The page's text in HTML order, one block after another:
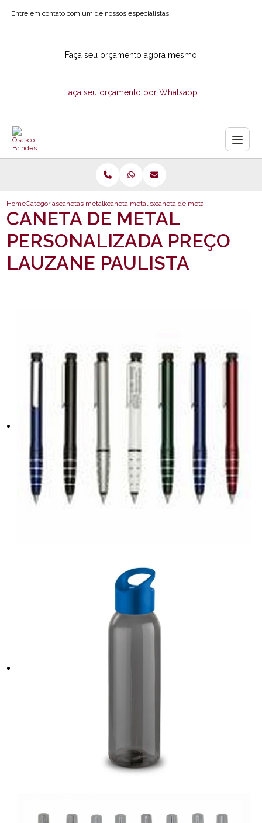
Entre em contato com um de nossos especialistas!
Faça seu orçamento agora mesmo
Faça seu orçamento por Whatsapp
HomeCategoriascanetas metalicascaneta metalica personalizadacaneta de metal personalizada
CANETA DE METAL
PERSONALIZADA PREÇO
LAUZANE PAULISTA